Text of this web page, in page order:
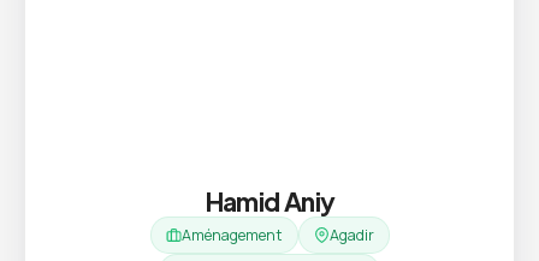
Hamid Aniy
Aménagement
Agadir